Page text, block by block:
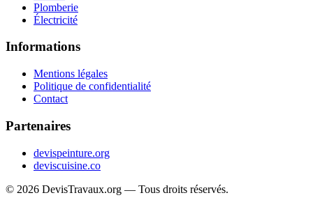
Plomberie
Électricité
Informations
Mentions légales
Politique de confidentialité
Contact
Partenaires
devispeinture.org
deviscuisine.co
© 2026 DevisTravaux.org — Tous droits réservés.